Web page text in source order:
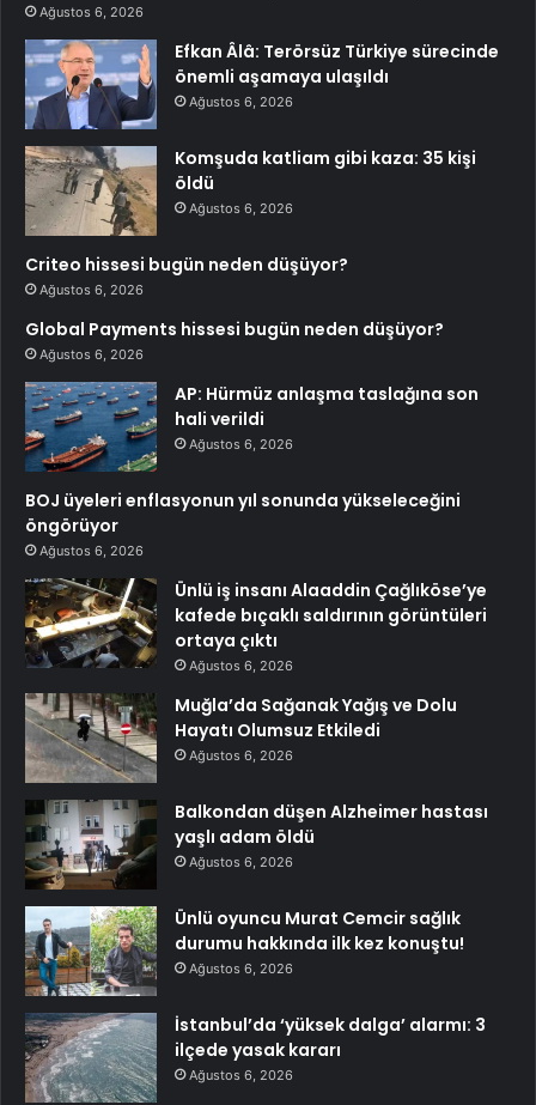
Ağustos 6, 2026
Efkan Âlâ: Terörsüz Türkiye sürecinde
önemli aşamaya ulaşıldı
Ağustos 6, 2026
Komşuda katliam gibi kaza: 35 kişi
öldü
Ağustos 6, 2026
Criteo hissesi bugün neden düşüyor?
Ağustos 6, 2026
Global Payments hissesi bugün neden düşüyor?
Ağustos 6, 2026
AP: Hürmüz anlaşma taslağına son
hali verildi
Ağustos 6, 2026
BOJ üyeleri enflasyonun yıl sonunda yükseleceğini
öngörüyor
Ağustos 6, 2026
Ünlü iş insanı Alaaddin Çağlıköse’ye
kafede bıçaklı saldırının görüntüleri
ortaya çıktı
Ağustos 6, 2026
Muğla’da Sağanak Yağış ve Dolu
Hayatı Olumsuz Etkiledi
Ağustos 6, 2026
Balkondan düşen Alzheimer hastası
yaşlı adam öldü
Ağustos 6, 2026
Ünlü oyuncu Murat Cemcir sağlık
durumu hakkında ilk kez konuştu!
Ağustos 6, 2026
İstanbul’da ‘yüksek dalga’ alarmı: 3
ilçede yasak kararı
Ağustos 6, 2026